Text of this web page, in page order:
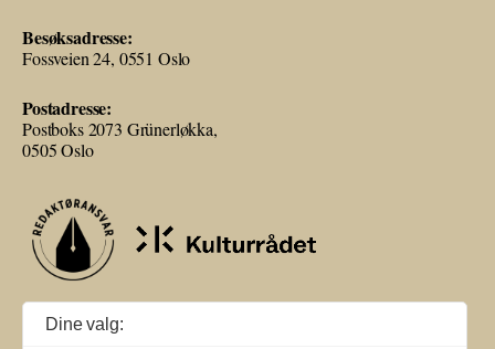
Besøksadresse:
Fossveien 24, 0551 Oslo
Postadresse:
Postboks 2073 Grünerløkka,
0505 Oslo
Ballade mottar tilskudd fra Norsk kulturråd, i tillegg til økonomisk støtte
fra eierne NOPA, Norsk komponistforening og Musikkforleggerne.
Dine valg: